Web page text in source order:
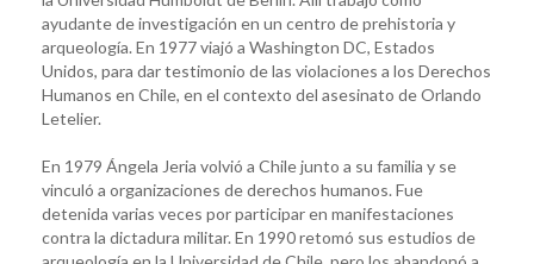
ayudante de investigación en un centro de prehistoria y
arqueología. En 1977 viajó a Washington DC, Estados
Unidos, para dar testimonio de las violaciones a los Derechos
Humanos en Chile, en el contexto del asesinato de Orlando
Letelier.
En 1979 Ángela Jeria volvió a Chile junto a su familia y se
vinculó a organizaciones de derechos humanos. Fue
detenida varias veces por participar en manifestaciones
contra la dictadura militar. En 1990 retomó sus estudios de